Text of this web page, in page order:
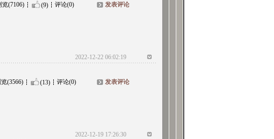
览(7106) (9) 评论(0) 发表评论
2022-12-22 06:02:19
(3566) (13) 评论(0) 发表评论
2022-12-19 17:26:30